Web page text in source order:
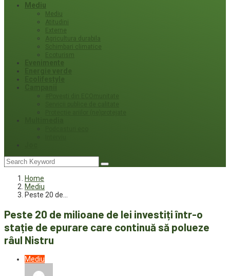
Mediu
Mediu
Atitudini
Externe
Agricultura durabila
Schimbari climatice
Ecoturism
Home
Mediu
Peste 20 de…
Peste 20 de milioane de lei investiți într-o
stație de epurare care continuă să polueze
râul Nistru
Mediu